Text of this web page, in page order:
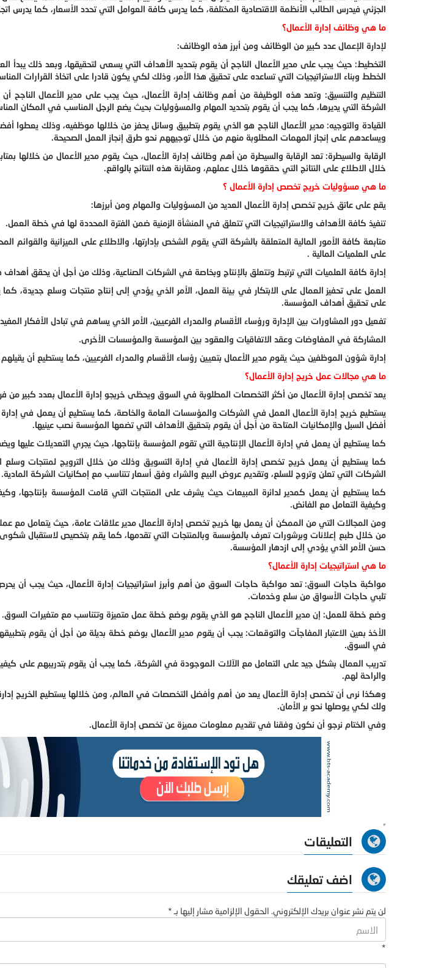
الجزئي فيدرس الطالب الأنظمة الاقتصادية المختلفة، كما يدرس كافة العوامل التي تحدد الأسعار، كما يدرس
ما هي وظائف إدارة الأعمال؟
لإدارة الإعمال عدد كبير من الوظائف ومن أبرز هذه الوظائف:
التخطيط: حيث يجب على مدير الأعمال الناجح أن يقوم بتحديد الأهداف التي يسعى لتحقيقها، وبعد ذلك
الخطط وبناء الاستراتيجيات التي تساعده على تحقيق هذا الأمر، وذلك لكي يكون قادرا على اتخاذ القرارات
التنظيم والتنسيق: وتعد هذه الوظيفة من أهم وظائف إدارة الأعمال، حيث يجب على مدير الأعمال الناجح أن
الشركة التي يديرها، كما يجب أن يقوم بتحديد المهام والمسؤوليات بحيث يضع الرجل المناسب في المكان
القيادة والتوجيه: مدير الأعمال الناجح هو الذي يقوم بتطبيق وسائل يحفز من خلالها موظفيه، وذلك يعطوا
ويساعدهم على إنجاز المهمات المطلوبة منهم من خلال توجيههم نحو طرق إنجاز العمل الصحيحة.
الرقابة والسيطرة: تعد الرقابة والسيطرة من أهم وظائف إدارة الأعمال، حيث يقوم مدير الأعمال من خلالها
خلال الاطلاع على النتائج التي حققوها خلال عملهم، ومقارنة هذه النتائج بالواقع.
ما هي مسؤوليات خريج تخصص إدارة الأعمال ؟
يقع على عاتق خريج تخصص إدارة الأعمال العديد من المسؤوليات والمهام ومن أبرزها:
تنفيذ كافة الأهداف والاستراتيجيات التي تتعلق في المنشأة الزمنية ضمن الفترة المحددة لها في خطة العمل.
متابعة كافة الأمور المالية المتعلقة بالشركة التي يقوم الشخص بإدارتها، والاطلاع على الميزانية والقوائم
على العلميات المالية .
إدارة كافة العلميات التي ترتبط وتتعلق بالإنتاج وبخاصة في الشركات الصناعية، وذلك من أجل أن يحقق
العمل على تحفيز العمال على الابتكار في بيئة العمل، الأمر الذي يؤدي إلى إنتاج منتجات وسلع جديدة،
على تحقيق أهداف المؤسسة.
تفعيل دور المشاورات بين الإدارة ورؤساء الأقسام والمدراء الفرعيين، الأمر الذي يساهم في تبادل الأفكار
المشاركة في المفاوضات وعقد الاتفاقيات والعقود بين المؤسسة والمؤسسات الأخرى.
إدارة شؤون الموظفين حيث يقوم مدير الأعمال بتعيين رؤساء الأقسام والمدراء الفرعيين، كما يستطيع أن يقيلهم
ما هي مجالات عمل خريج إدارة الأعمال؟
يعد تخصص إدارة الأعمال من أكثر التخصصات المطلوبة في السوق ويحظى خريجو إدارة الأعمال بعدد كبير من
يستطيع خريج إدارة الأعمال العمل في الشركات والمؤسسات العامة والخاصة، كما يستطيع أن يعمل في إدارة
أفضل السبل والإمكانيات المتاحة من أجل أن يقوم بتحقيق الأهداف التي تضعها المؤسسة نصب عينيها.
كما يستطيع أن يعمل في إدارة الأعمال الإنتاجية التي تقوم المؤسسة بإنتاجها، حيث يجري التعديلات عليها
كما يستطيع أن يعمل خريج تخصص إدارة الأعمال في إدارة التسويق وذلك من خلال الترويج لمنتجات وسلع
الشركات التي تعلن وتروج للسلع، وتقديم عروض البيع والشراء وفق أسعار تتناسب مع إمكانيات الشركة المادية.
كما يستطيع أن يعمل كمدير لدائرة المبيعات حيث يشرف على المنتجات التي قامت المؤسسة بإنتاجها،
وكيفية التعامل مع الفائض.
ومن المجالات التي من الممكن أن يعمل بها خريج تخصص إدارة الأعمال مدير علاقات عامة، حيث يتعامل مع
من خلال طبع إعلانات وبرشورات تعرف بالمؤسسة وبالمنتجات التي تقدمها، كما يقم بتخصيص لاستقبال شكوى
حسن الأمر الذي يؤدي إلى ازدهار المؤسسة.
ما هي استراتيجيات إدارة الأعمال؟
مواكبة حاجات السوق: تعد مواكبة حاجات السوق من أهم وأبرز استراتيجيات إدارة الأعمال، حيث يجب أن
تلبي حاجات الأسواق من سلع وخدمات.
وضع خطة للعمل: إن مدير الأعمال الناجح هو الذي يقوم بوضع خطة عمل متميزة وتتناسب مع متغيرات السوق.
الأخذ بعين الاعتبار المفاجآت والتوقعات: يجب أن يقوم مدير الأعمال بوضع خطة بديلة من أجل أن يقوم
في السوق.
تدريب العمال بشكل جيد على التعامل مع الآلات الموجودة في الشركة، كما يجب أن يقوم بتدريبهم على كيفية
والراحة لهم.
وهكذا نرى أن تخصص إدارة الأعمال يعد من أهم وأفضل التخصصات في العالم، ومن خلالها يستطيع الخريج
ولك لكي يوصلها نحو بر الأمان.
وفي الختام نرجو أن نكون وفقنا في تقديم معلومات مميزة عن تخصص إدارة الأعمال.
التعليقات
اضف تعليقك
لن يتم نشر عنوان بريدك الإلكتروني. الحقول الإلزامية مشار إليها بـ *
*